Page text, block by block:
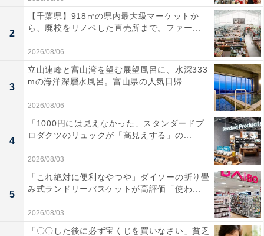
2
【千葉県】918㎡の県内最大級マーケットか
ら、廃校をリノベした直売所まで。ファー...
2026/08/06
3
立山連峰と富山湾を望む展望風呂に、水深333
mの海洋深層水風呂。富山県の人気日帰...
2026/08/06
4
「1000円には見えなかった」スタンダードプ
ロダクツのリュックが「高見えする」の...
2026/08/03
5
「これ絶対に便利なやつや」ダイソーの折り畳
み式ランドリーバスケットが高評価「使わ...
2026/08/03
「〇〇した後に必ず宝くじを買いなさい」貧乏